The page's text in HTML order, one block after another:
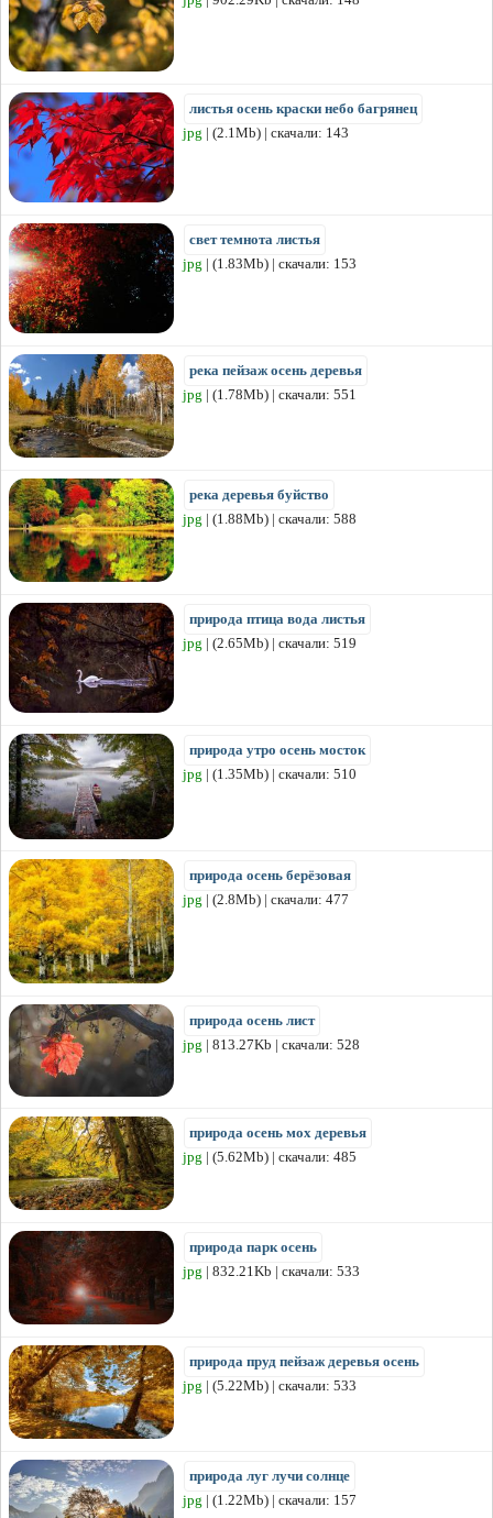
листья осень краски небо багрянец
jpg | (2.1Mb) | скачали: 143
свет темнота листья
jpg | (1.83Mb) | скачали: 153
река пейзаж осень деревья
jpg | (1.78Mb) | скачали: 551
река деревья буйство
jpg | (1.88Mb) | скачали: 588
природа птица вода листья
jpg | (2.65Mb) | скачали: 519
природа утро осень мосток
jpg | (1.35Mb) | скачали: 510
природа осень берёзовая
jpg | (2.8Mb) | скачали: 477
природа осень лист
jpg | 813.27Kb | скачали: 528
природа осень мох деревья
jpg | (5.62Mb) | скачали: 485
природа парк осень
jpg | 832.21Kb | скачали: 533
природа пруд пейзаж деревья осень
jpg | (5.22Mb) | скачали: 533
природа луг лучи солнце
jpg | (1.22Mb) | скачали: 157